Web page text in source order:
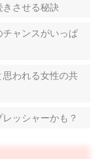
させる秘訣
ャンスがいっぱ
われる女性の共
ッシャーかも？